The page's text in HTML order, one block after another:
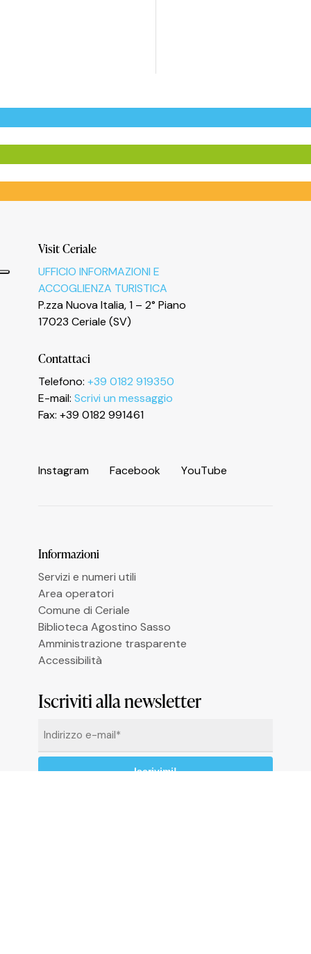
Visit Ceriale
UFFICIO INFORMAZIONI E
ACCOGLIENZA TURISTICA
P.zza Nuova Italia, 1 – 2° Piano
17023 Ceriale (SV)
Contattaci
Telefono: +39 0182 919350
E-mail: Scrivi un messaggio
Fax: +39 0182 991461
Instagram Facebook YouTube
Informazioni
Servizi e numeri utili
Area operatori
Comune di Ceriale
Biblioteca Agostino Sasso
Amministrazione trasparente
Accessibilità
Iscriviti alla newsletter